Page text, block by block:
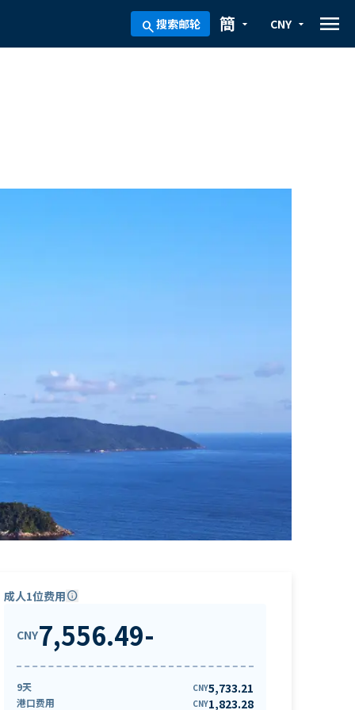
search搜索邮轮 arrow_drop_down
簡 arrow_drop_down
CNY menu
成人1位费用info
CNY7,556.49-
9天 CNY5,733.21
港口费用 CNY1,823.28